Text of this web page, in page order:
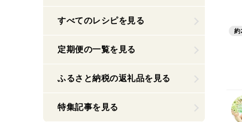
すべてのレシピを見る
定期便の一覧を見る
ふるさと納税の返礼品を見る
特集記事を見る
旬
約